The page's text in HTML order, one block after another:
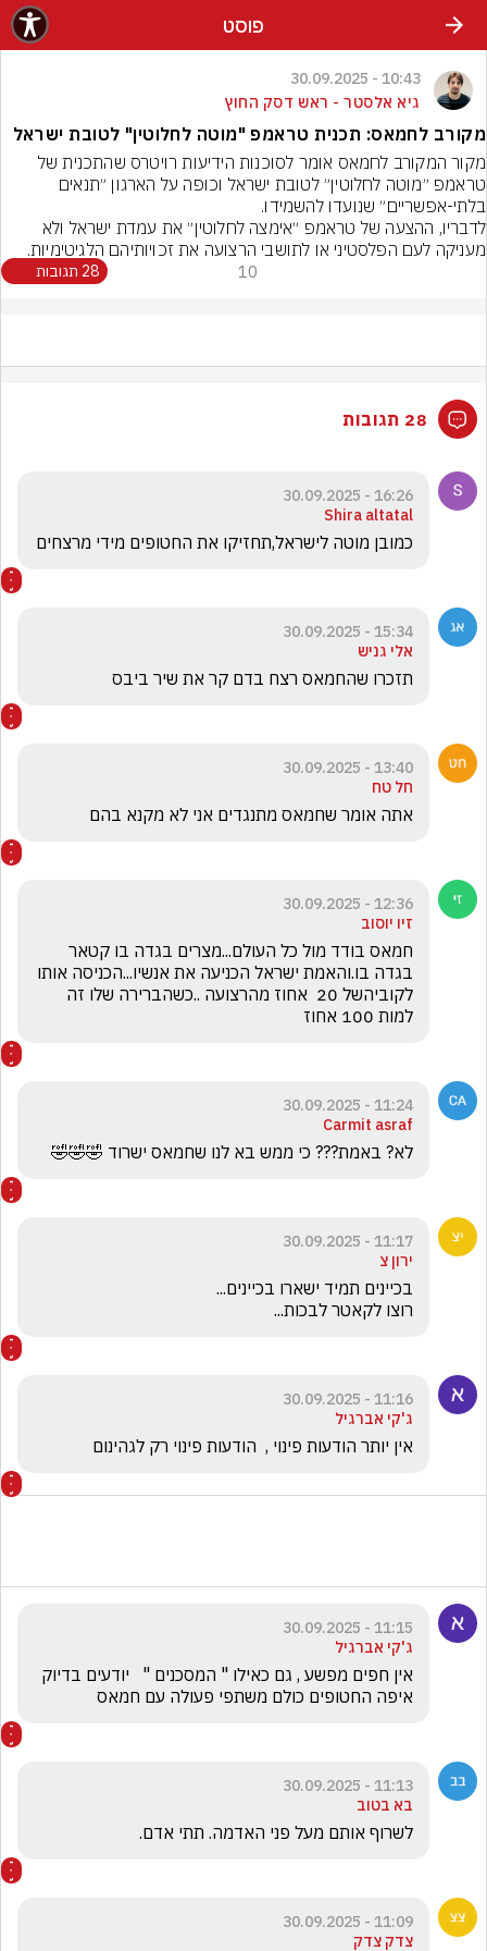
פוסט
10:43 - 30.09.2025
גיא אלסטר - ראש דסק החוץ
מקורב לחמאס: תכנית טראמפ "מוטה לחלוטין" לטובת ישראל
בלתי-אפשריים״ שנועדו להשמידו.
מעניקה לעם הפלסטיני או לתושבי הרצועה את זכויותיהם הלגיטימיות.
10 28 תגובות
28 תגובות
16:26 - 30.09.2025
Shira altatal
כמובן מוטה לישראל,תחזיקו את החטופים מידי מרצחים
15:34 - 30.09.2025
אלי גניש
תזכרו שהחמאס רצח בדם קר את שיר ביבס
13:40 - 30.09.2025
חל טח
אתה אומר שחמאס מתנגדים אני לא מקנא בהם
12:36 - 30.09.2025
זיו יוסוב
למות 100 אחוז
11:24 - 30.09.2025
Carmit asraf
לא? באמת??? כי ממש בא לנו שחמאס ישרוד 🤣🤣🤣
11:17 - 30.09.2025
ירון צ
רוצו לקאטר לבכות...
11:16 - 30.09.2025
ג'קי אברגיל
אין יותר הודעות פינוי ,  הודעות פינוי רק לגהינום
11:15 - 30.09.2025
ג'קי אברגיל
איפה החטופים כולם משתפי פעולה עם חמאס
11:13 - 30.09.2025
בא בטוב
לשרוף אותם מעל פני האדמה. תתי אדם.
11:09 - 30.09.2025
צדק צדק